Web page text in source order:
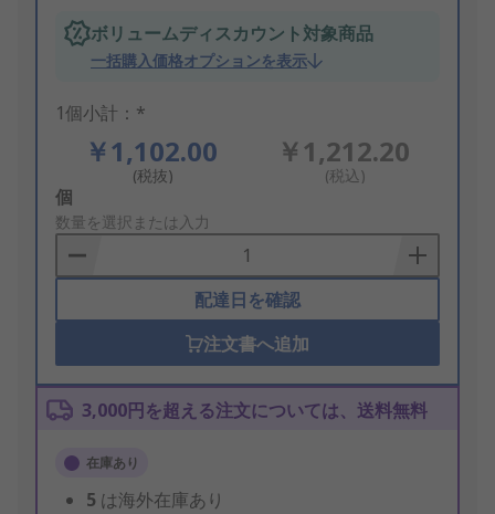
ボリュームディスカウント対象商品
一括購入価格オプションを表示
1個小計：*
￥1,102.00
(税抜)
￥1,212.20
(税込)
Add
to
Basket
個
数量を選択または入力
配達日を確認
注文書へ追加
3,000円を超える注文については、送料無料
在庫あり
5 は海外在庫あり